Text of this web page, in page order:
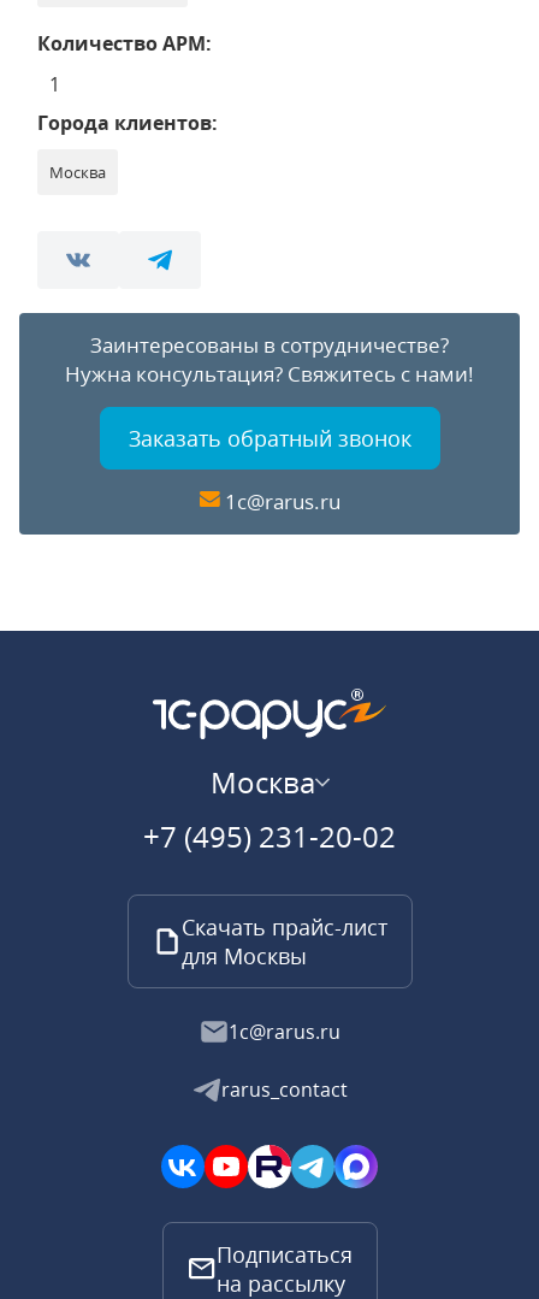
Количество АРМ:
1
Города клиентов:
Москва
Заинтересованы в сотрудничестве?
Нужна консультация? Свяжитесь с нами!
Заказать обратный звонок
1c@rarus.ru
Москва
+7 (495) 231-20-02
Скачать прайс-лист
для Москвы
1c@rarus.ru
rarus_contact
Подписаться
на рассылку